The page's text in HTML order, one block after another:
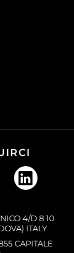
4/D 8 10
ITALY
CAPITALE